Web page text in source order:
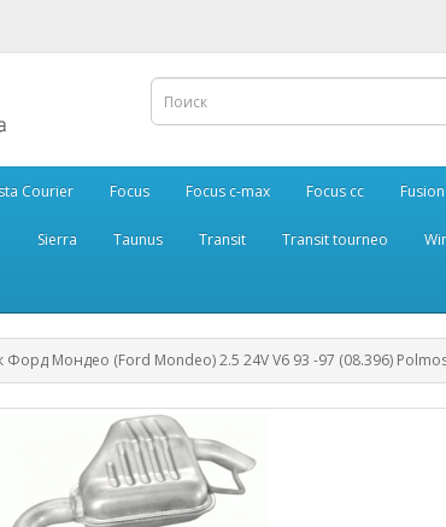
Courier Focus Focus c-max Focus cc Fusion
Sierra Taunus Transit Transit tourneo
Форд Мондео (Ford Mondeo) 2.5 24V V6 93 -97 (08.396)